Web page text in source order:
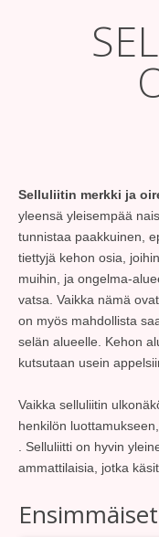
Selluliitin merkki ja
yleensä yleisempää
tunnistaa paakkuinen,
tiettyjä kehon osia,
muihin, ja ongelma-
vatsa. Vaikka nämä
on myös mahdollista
selän alueelle. Kehon
kutsutaan usein
Vaikka selluliitin
henkilön
. Selluliitti on hyvin
ammattilaisia, jotka